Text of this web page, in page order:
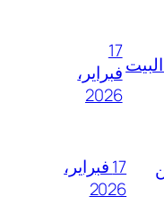
17
فبراير،
2026
17 فبراير،
2026